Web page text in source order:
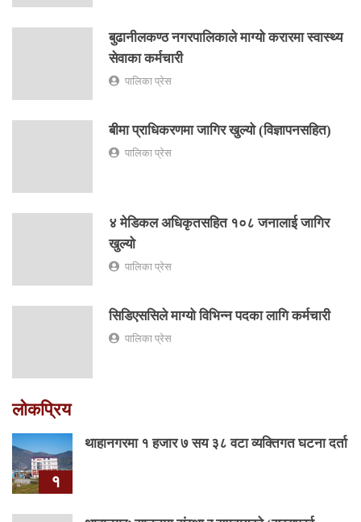
बुढानीलकण्ठ नगरपालिकाले माग्यो करारमा स्वास्थ्य
सेवाका कर्मचारी
पालिका प्रेस
बीमा प्राधिकरणमा जागिर खुल्यो (विज्ञापनसहित)
पालिका प्रेस
४ मेडिकल अधिकृतसहित १०८ जनालाई जागिर
खुल्यो
पालिका प्रेस
सिडिएससिले माग्यो विभिन्न पदका लागि कर्मचारी
पालिका प्रेस
लोकप्रिय
१
थाहानगरमा १ हजार ७ सय ३८ वटा व्यक्तिगत घटना दर्ता